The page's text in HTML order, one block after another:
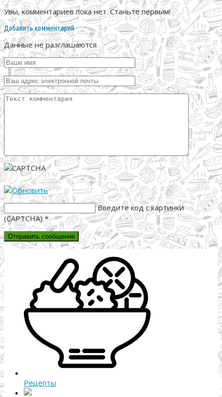
Увы, комментариев пока нет. Станьте первым!
Добавить комментарий
Данные не разглашаются
Введите код с картинки
(CAPTCHA)*
Рецепты